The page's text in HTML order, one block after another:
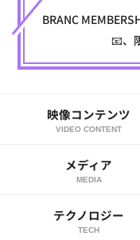
BRANC
📧、
映像コンテンツ
VIDEO CONTENT
メディア
MEDIA
テクノロジー
TECH